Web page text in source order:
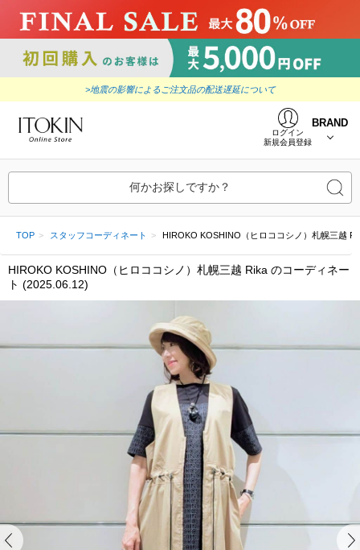
>地震の影響によるご注文品の配送遅延について
ログイン
新規会員登録
BRAND
何かお探しですか？
TOP スタッフコーディネート HIROKO KOSHINO（ヒロココシノ）札幌三越
HIROKO KOSHINO（ヒロココシノ）札幌三越 Rika のコーディネー
ト (2025.06.12)